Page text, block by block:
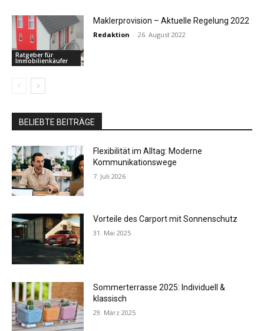
Ratgeber für
Immobilienkäufer
Maklerprovision – Aktuelle Regelung 2022
Redaktion - 26. August 2022
BELIEBTE BEITRÄGE
Flexibilität im Alltag: Moderne
Kommunikationswege
7. Juli 2026
Vorteile des Carport mit Sonnenschutz
31. Mai 2025
Sommerterrasse 2025: Individuell &
klassisch
29. März 2025